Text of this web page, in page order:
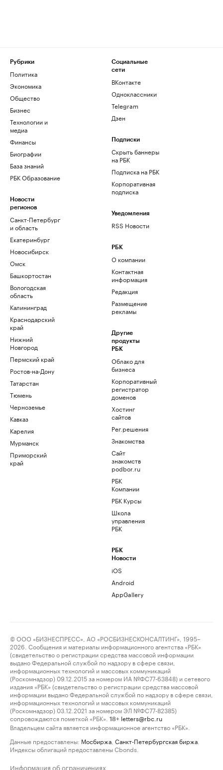
Рубрики
Политика
Экономика
Общество
Бизнес
Технологии и
медиа
Финансы
Биографии
База знаний
РБК Образование
Новости
регионов
Санкт-Петербург
и область
Екатеринбург
Новосибирск
Омск
Башкортостан
Вологодская
область
Калининград
Краснодарский
край
Нижний
Новгород
Пермский край
Ростов-на-Дону
Татарстан
Тюмень
Черноземье
Кавказ
Карелия
Мурманск
Приморский
край
Социальные
сети
ВКонтакте
Одноклассники
Telegram
Дзен
Подписки
Скрыть баннеры
на РБК
Подписка на РБК
Корпоративная
подписка
Уведомления
RSS Новости
РБК
О компании
Контактная
информация
Редакция
Размещение
рекламы
Другие
продукты
РБК
Облако для
бизнеса
Корпоративный
регистратор
доменов
Хостинг
сайтов
Рег.решения
Знакомства
Сайт
знакомств
podbor.ru
РБК
Компании
РБК Курсы
Школа
управления
РБК
РБК
Новости
iOS
Android
AppGallery
© ООО «БИЗНЕСПРЕСС», АО «РОСБИЗНЕСКОНСАЛТИНГ», 1995–
2026. Сообщения и материалы информационного агентства «РБК»
(свидетельство о регистрации средства массовой информации
выдано Федеральной службой по надзору в сфере связи,
информационных технологий и массовых коммуникаций
(Роскомнадзор) 09.12.2015 за номером ИА №ФС77-63848) и сетевого
издания «РБК» (свидетельство о регистрации средства массовой
информации выдано Федеральной службой по надзору в сфере связи,
информационных технологий и массовых коммуникаций
(Роскомнадзор) 03.12.2021 за номером ЭЛ №ФС77-82385)
сопровождаются пометкой «РБК».
18+ letters@rbc.ru
Владельцем сайта является информационное агентство «РБК».
Данные предоставлены: Мосбиржа Санкт-Петербургская биржа
Индексы облигаций предоставлены Cbonds.
Информация об ограничениях